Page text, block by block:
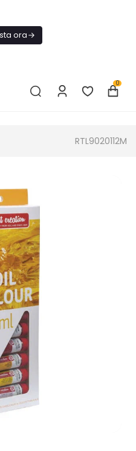
ora
0
RTL9020112M